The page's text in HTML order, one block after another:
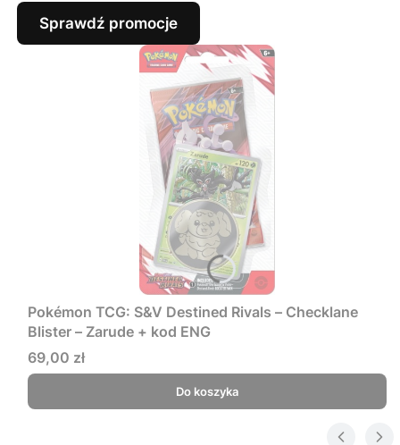
Sprawdź promocje
Pokémon TCG: S&V Destined Rivals – Checklane
Blister – Zarude + kod ENG
Cena
69,00 zł
Do koszyka